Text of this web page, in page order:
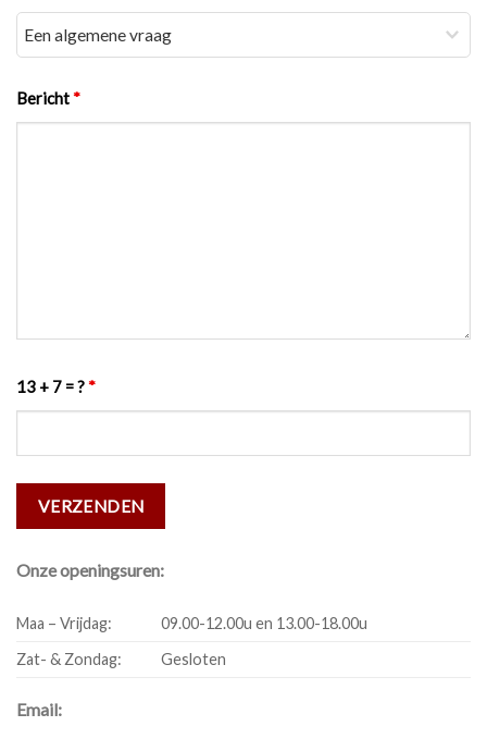
Bericht*
13 + 7 = ?*
Onze openingsuren:
Maa – Vrijdag:
09.00-12.00u en 13.00-18.00u
Zat- & Zondag:
Gesloten
Email: